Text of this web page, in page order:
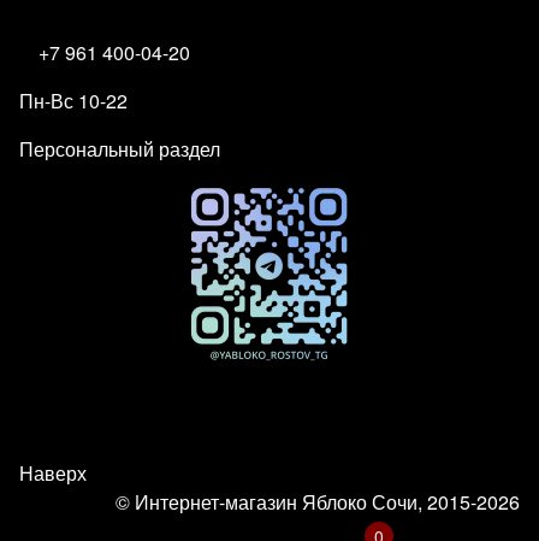
+7 961 400-04-20
Пн-Вс 10-22
Персональный раздел
Наверх
© Интернет-магазин Яблоко Сочи, 2015-2026
0